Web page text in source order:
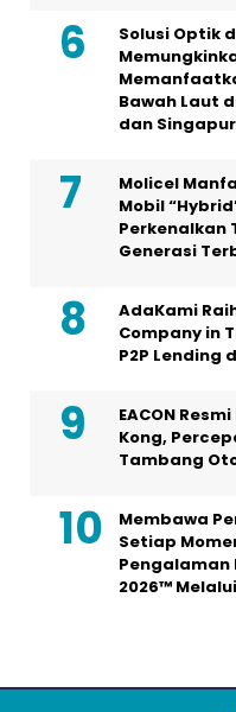
Solusi Optik
Bawah Laut
dan
Molicel
Mobil
Perkenalkan
Generasi
AdaKami
Company in
P2P Lending
EACON
Kong,
Tambang
Membawa
Setiap
Pengalaman
2026™